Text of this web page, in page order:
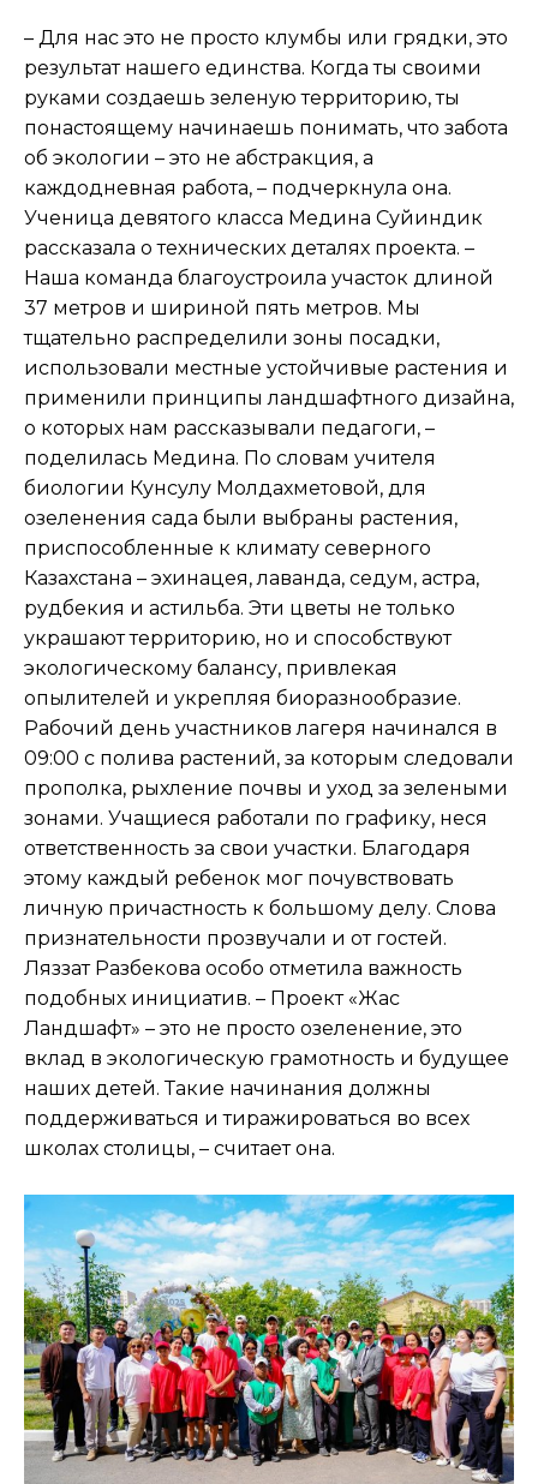
– Для нас это не просто клумбы или грядки, это
результат нашего единства. Когда ты своими
руками создаешь зеленую территорию, ты
понастоящему начинаешь понимать, что забота
об экологии – это не абстракция, а
каждодневная работа, – подчеркнула она.
Ученица девятого класса Медина Суйиндик
рассказала о технических деталях проекта. –
Наша команда благоустроила участок длиной
37 метров и шириной пять метров. Мы
тщательно распределили зоны посадки,
использовали местные устойчивые растения и
применили принципы ландшафтного дизайна,
о которых нам рассказывали педагоги, –
поделилась Медина. По словам учителя
биологии Кунсулу Молдахметовой, для
озеленения сада были выбраны растения,
приспособленные к климату северного
Казахстана – эхинацея, лаванда, седум, астра,
рудбекия и астильба. Эти цветы не только
украшают территорию, но и способствуют
экологическому балансу, привлекая
опылителей и укрепляя биоразнообразие.
Рабочий день участников лагеря начинался в
09:00 с полива растений, за которым следовали
прополка, рыхление почвы и уход за зелеными
зонами. Учащиеся работали по графику, неся
ответственность за свои участки. Благодаря
этому каждый ребенок мог почувствовать
личную причастность к большому делу. Слова
признательности прозвучали и от гостей.
Ляззат Разбекова особо отметила важность
подобных инициатив. – Проект «Жас
Ландшафт» – это не просто озеленение, это
вклад в экологическую грамотность и будущее
наших детей. Такие начинания должны
поддерживаться и тиражироваться во всех
школах столицы, – считает она.